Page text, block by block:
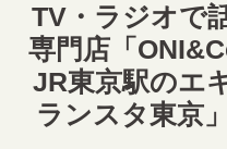
TV・ラジオで
専門店「
JR東京駅のエ
ランスタ東京